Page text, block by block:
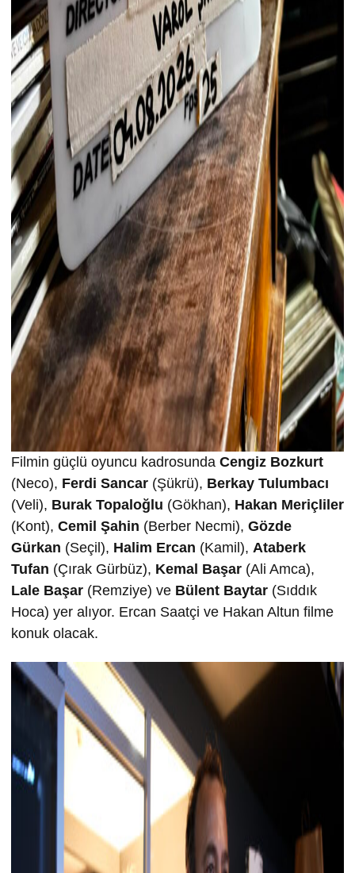
Filmin güçlü oyuncu kadrosunda Cengiz Bozkurt
(Neco), Ferdi Sancar (Şükrü), Berkay Tulumbacı
(Veli), Burak Topaloğlu (Gökhan), Hakan Meriçliler
(Kont), Cemil Şahin (Berber Necmi), Gözde
Gürkan (Seçil), Halim Ercan (Kamil), Ataberk
Tufan (Çırak Gürbüz), Kemal Başar (Ali Amca),
Lale Başar (Remziye) ve Bülent Baytar (Sıddık
Hoca) yer alıyor. Ercan Saatçi ve Hakan Altun filme
konuk olacak.